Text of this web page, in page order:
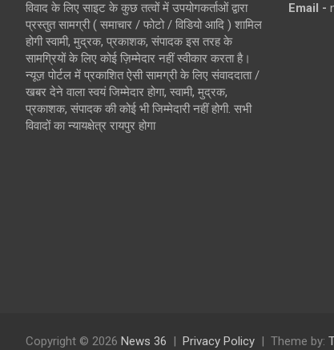
विवाद के लिए साइट के कुछ तत्वों में उपयोगकर्ताओं द्वारा
प्रस्तुत सामग्री ( समाचार / फोटो / विडियो आदि ) शामिल
होगी स्वामी, मुद्रक, प्रकाशक, संपादक इस तरह के
सामग्रियों के लिए कोई ज़िम्मेदार नहीं स्वीकार करता है।
न्यूज़ पोर्टल में प्रकाशित ऐसी सामग्री के लिए संवाददाता /
खबर देने वाला स्वयं जिम्मेदार होगा, स्वामी, मुद्रक,
प्रकाशक, संपादक की कोई भी जिम्मेदारी नहीं होगी. सभी
विवादों का न्यायक्षेत्र रायपुर होगा
Email -
Copyright © 2026 News 36 Privacy Policy Theme by: